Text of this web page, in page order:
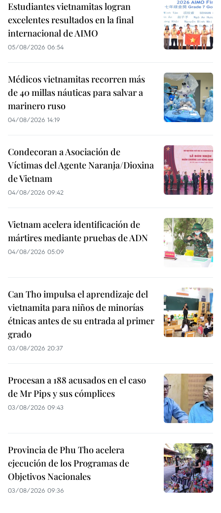
Estudiantes vietnamitas logran
excelentes resultados en la final
internacional de AIMO
05/08/2026 06:54
Médicos vietnamitas recorren más
de 40 millas náuticas para salvar a
marinero ruso
04/08/2026 14:19
Condecoran a Asociación de
Víctimas del Agente Naranja/Dioxina
de Vietnam
04/08/2026 09:42
Vietnam acelera identificación de
mártires mediante pruebas de ADN
04/08/2026 05:09
Can Tho impulsa el aprendizaje del
vietnamita para niños de minorías
étnicas antes de su entrada al primer
grado
03/08/2026 20:37
Procesan a 188 acusados en el caso
de Mr Pips y sus cómplices
03/08/2026 09:43
Provincia de Phu Tho acelera
ejecución de los Programas de
Objetivos Nacionales
03/08/2026 09:36